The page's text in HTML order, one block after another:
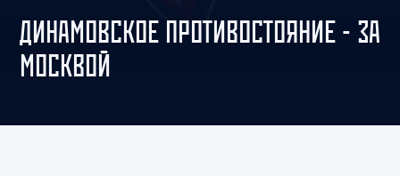
ДИНАМОВСКОЕ ПРОТИВОСТОЯНИЕ - ЗА
МОСКВОЙ